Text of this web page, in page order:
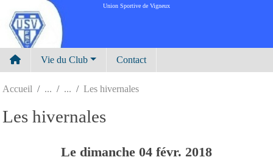
Union Sportive de Vigneux
Vie du Club Contact
Accueil Les hivernales
Les hivernales
Le dimanche 04 févr. 2018
Panneau de gestion des cookies